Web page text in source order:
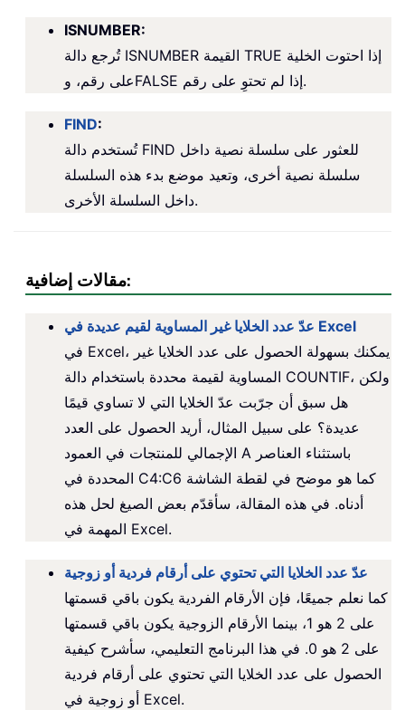
ISNUMBER:
تُرجع دالة ISNUMBER القيمة TRUE إذا احتوت الخلية
على رقم، وFALSE إذا لم تحتوِ على رقم.
FIND:
تُستخدم دالة FIND للعثور على سلسلة نصية داخل
سلسلة نصية أخرى، وتعيد موضع بدء هذه السلسلة
داخل السلسلة الأخرى.
مقالات إضافية:
عدّ عدد الخلايا غير المساوية لقيم عديدة في Excel
في Excel، يمكنك بسهولة الحصول على عدد الخلايا غير
المساوية لقيمة محددة باستخدام دالة COUNTIF، ولكن
هل سبق أن جرّبت عدّ الخلايا التي لا تساوي قيمًا
عديدة؟ على سبيل المثال، أريد الحصول على العدد
الإجمالي للمنتجات في العمود A باستثناء العناصر
المحددة في C4:C6 كما هو موضح في لقطة الشاشة
أدناه. في هذه المقالة، سأقدّم بعض الصيغ لحل هذه
المهمة في Excel.
عدّ عدد الخلايا التي تحتوي على أرقام فردية أو زوجية
كما نعلم جميعًا، فإن الأرقام الفردية يكون باقي قسمتها
على 2 هو 1، بينما الأرقام الزوجية يكون باقي قسمتها
على 2 هو 0. في هذا البرنامج التعليمي، سأشرح كيفية
الحصول على عدد الخلايا التي تحتوي على أرقام فردية
أو زوجية في Excel.